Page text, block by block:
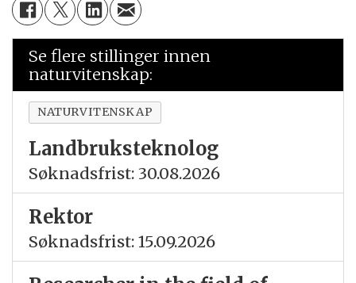
Se flere stillinger innen
naturvitenskap:
NATURVITENSKAP
Landbruksteknolog
Søknadsfrist: 30.08.2026
Rektor
Søknadsfrist: 15.09.2026